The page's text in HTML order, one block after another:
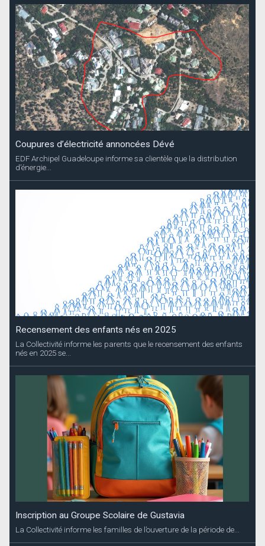
Coupures d’électricité annoncées Dévé
EDF Archipel Guadeloupe informe sa clientèle que la distribution
d’énergie...
Recensement des enfants nés en 2025
La Collectivité informe les parents que le recensement des enfants
nés en 2025 se...
Inscription au Groupe Scolaire de Gustavia
La Collectivité informe les familles de l’ouverture de la période de...